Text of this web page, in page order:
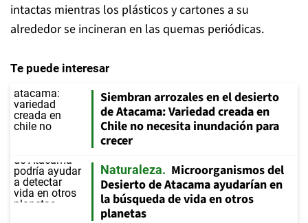
intactas mientras los plásticos y cartones a su
alrededor se incineran en las quemas periódicas.
Te puede interesar
Siembran arrozales en el desierto
de Atacama: Variedad creada en
Chile no necesita inundación para
crecer
Naturaleza
Microorganismos del
Desierto de Atacama ayudarían en
la búsqueda de vida en otros
planetas